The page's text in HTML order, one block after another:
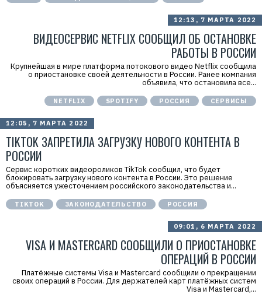
12:13, 7 МАРТА 2022
ВИДЕОСЕРВИС NETFLIX СООБЩИЛ ОБ ОСТАНОВКЕ
РАБОТЫ В РОССИИ
Крупнейшая в мире платформа потокового видео Netflix сообщила
о приостановке своей деятельности в России. Ранее компания
объявила, что остановила все...
NETFLIX SPOTIFY РОССИЯ СЕРВИСЫ
12:05, 7 МАРТА 2022
TIKTOK ЗАПРЕТИЛА ЗАГРУЗКУ НОВОГО КОНТЕНТА В
РОССИИ
Сервис коротких видеороликов TikTok сообщил, что будет
блокировать загрузку нового контента в России. Это решение
объясняется ужесточением российского законодательства и...
TIKTOK ЗАКОНОДАТЕЛЬСТВО РОССИЯ
09:01, 6 МАРТА 2022
VISA И MASTERCARD СООБЩИЛИ О ПРИОСТАНОВКЕ
ОПЕРАЦИЙ В РОССИИ
Платёжные системы Visa и Mastercard сообщили о прекращении
своих операций в России. Для держателей карт платёжных систем
Visa и Mastercard,...